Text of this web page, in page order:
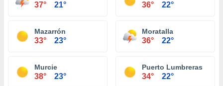
37° 21° 36° 22°
Mazarrón
33° 23°
Moratalla
36° 22°
Murcie
38° 23°
Puerto Lumbreras
34° 22°